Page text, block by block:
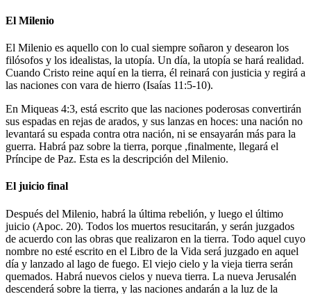
El Milenio
El Milenio es aquello con lo cual siempre soñaron y desearon los
filósofos y los idealistas, la utopía. Un día, la utopía se hará realidad.
Cuando Cristo reine aquí en la tierra, él reinará con justicia y regirá a
las naciones con vara de hierro (Isaías 11:5-10).
En Miqueas 4:3, está escrito que las naciones poderosas convertirán
sus espadas en rejas de arados, y sus lanzas en hoces: una nación no
levantará su espada contra otra nación, ni se ensayarán más para la
guerra. Habrá paz sobre la tierra, porque ,finalmente, llegará el
Príncipe de Paz. Esta es la descripción del Milenio.
El juicio final
Después del Milenio, habrá la última rebelión, y luego el último
juicio (Apoc. 20). Todos los muertos resucitarán, y serán juzgados
de acuerdo con las obras que realizaron en la tierra. Todo aquel cuyo
nombre no esté escrito en el Libro de la Vida será juzgado en aquel
día y lanzado al lago de fuego. El viejo cielo y la vieja tierra serán
quemados. Habrá nuevos cielos y nueva tierra. La nueva Jerusalén
descenderá sobre la tierra, y las naciones andarán a la luz de la